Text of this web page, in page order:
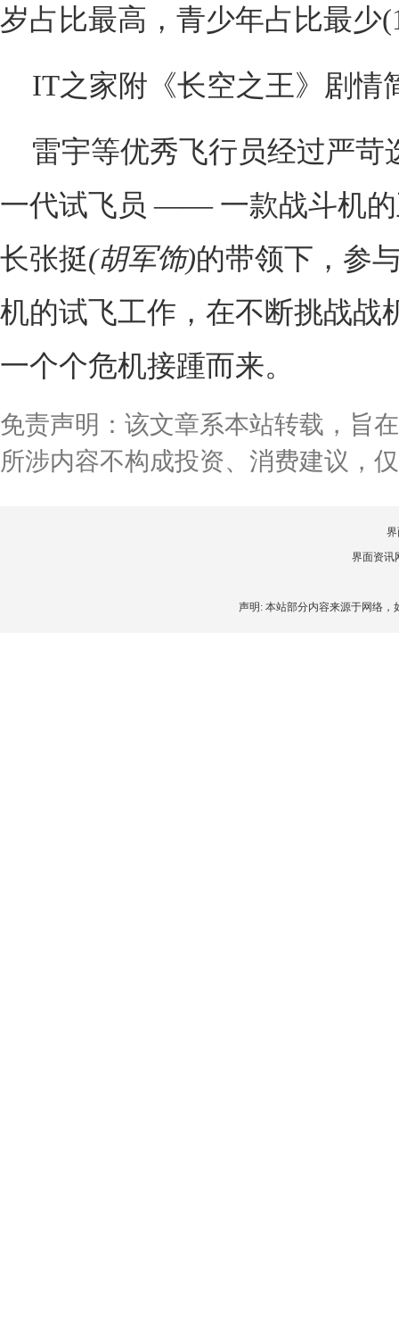
岁占比最高，青少年占比最少
IT之家附《长空之王》剧情
雷宇等优秀飞行员经过严苛
一代试飞员 —— 一款战斗机
长张挺(胡军饰)的带领下，参
机的试飞工作，在不断挑战战
一个个危机接踵而来。
免责声明：该文章系本站转载，旨
所涉内容不构成投资、消费建议，
界
界面资讯
声明: 本站部分内容来源于网络